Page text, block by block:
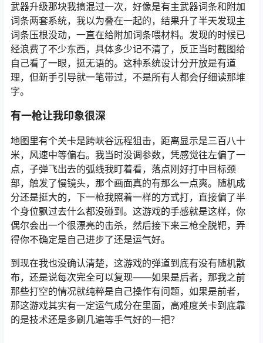
武器升级那块我搞混过一次，好像是有主武器词条和附加
词条两套系统，我以为叠在一起的，结果升了半天发现主
词条压根没动，一直在给附加词条喂材料。发现的时候已
经浪费了不少东西，具体多少记不清了，反正当时截图给
自己看了一眼，挺无语的。这种系统设计分开放是有道
理，但新手引导就一笔带过，不是所有人都会仔细读那堆
字。
有一枪让我印象很深
地图里有个关卡是跨峡谷远程狙击，距离显示是三百八十
米，风速中等偏右。我当时没调参数，凭感觉往左偏了一
点，子弹飞出去的弧线我盯着看，落点刚好打中目标颈
部，触发了慢镜头，那个画面真的有那么一点爽。随机成
分还是挺大的，下一枪我照着一样的方式打，直接偏了半
个身位飘过去什么都没碰到。这游戏的手感就是这样，你
偶尔会出一个很漂亮的击杀，然后接下来三枪全脱靶，弄
得你不确定是自己进步了还是运气好。
到现在我也没确认清楚，这游戏的弹道到底有没有随机散
布，还是说每次完全可以复现——如果是后者，那我之前
那些打空的情况就纯粹是自己操作有问题，如果是前者，
那这游戏其实有一定运气成分在里面，高难度关卡到底靠
的是技术还是多刷几遍等手气好的一把？